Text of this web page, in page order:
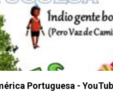
Portuguesa -